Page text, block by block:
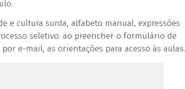
e cultura surda, alfabeto manual, expressões
seletivo: ao preencher o formulário de
e-mail, as orientações para acesso às aulas.